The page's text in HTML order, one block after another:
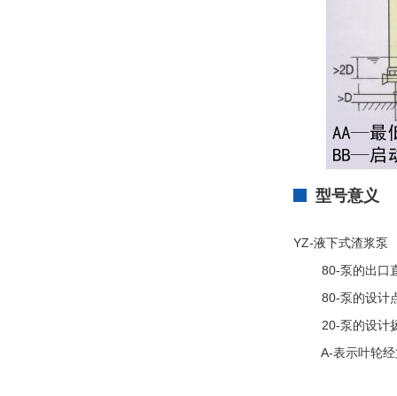
型号意义
YZ-液下式渣浆泵
80-泵的出口
80-泵的设计
20-泵的设计
A-表示叶轮经